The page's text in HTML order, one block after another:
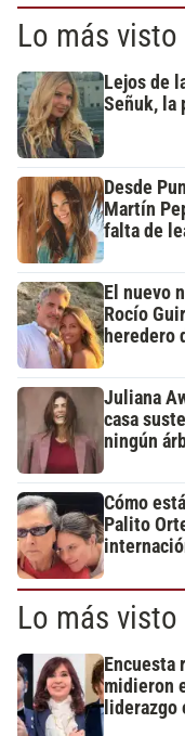
Lo más visto
Lejos de
Señuk, la
Desde
Martín
falta de
El nuevo
Rocío
heredero
Juliana
casa
ningún
Cómo
Palito
Lo más visto
Encuesta
midieron